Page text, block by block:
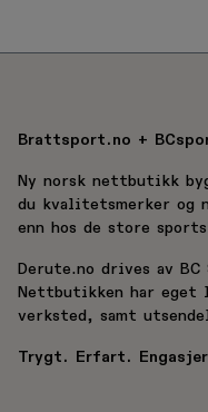
Brattsport.no +
Ny norsk nettbutikk
du kvalitetsmerker og
enn hos de store
Derute.no drives av
Nettbutikken har eget
verksted, samt
Trygt. Erfart.